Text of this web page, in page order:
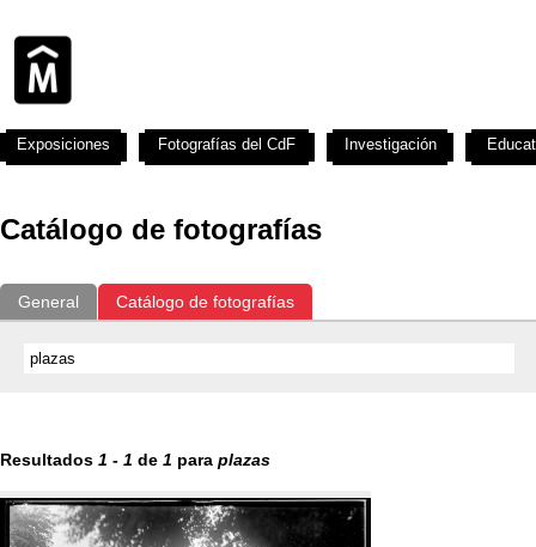
Catálogo de fotografías
General Catálogo de fotografías
Resultados 1 - 1 de 1 para plazas
Exposiciones Fotografías del CdF Investigación